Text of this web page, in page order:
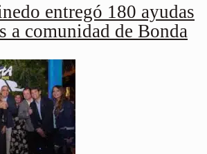
entregó 180 ayudas
a comunidad de Bonda